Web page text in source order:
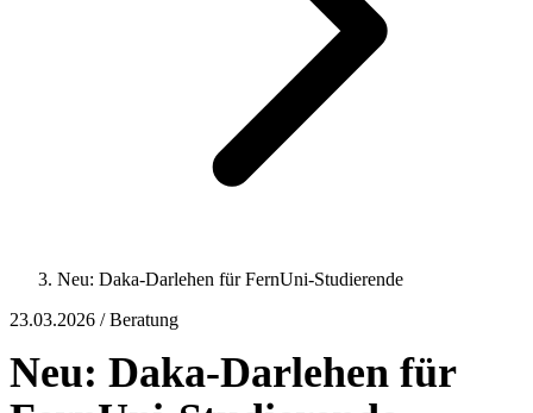
Neu: Daka-Darlehen für FernUni-Studierende
23.03.2026 / Beratung
Neu: Daka-Darlehen für